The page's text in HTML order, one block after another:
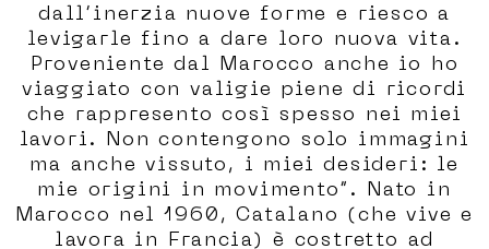
dall’inerzia nuove forme e riesco a
levigarle fino a dare loro nuova vita.
Proveniente dal Marocco anche io ho
viaggiato con valigie piene di ricordi
che rappresento così spesso nei miei
lavori. Non contengono solo immagini
ma anche vissuto, i miei desideri: le
mie origini in movimento”. Nato in
Marocco nel 1960, Catalano (che vive e
lavora in Francia) è costretto ad